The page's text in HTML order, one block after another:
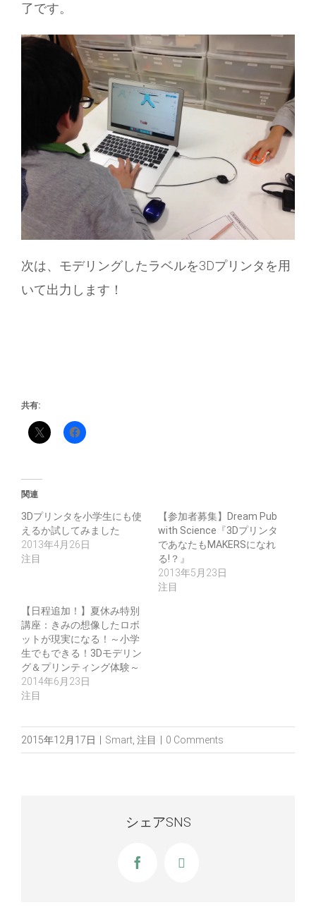
了です。
次は、モデリングしたラベルを3Dプリンタを用
いて出力します！
共有:
関連
3Dプリンタを小学生にも使
えるか試してみました
2013年4月26日
注目
【参加者募集】Dream Pub
with Science『3Dプリンタ
であなたもMAKERSになれ
る!？』
2013年5月23日
注目
【日程追加！】夏休み特別
講座：きみの想像したロボ
ットが現実になる！～小学
生でもできる！3Dモデリン
グ＆プリンティング体験～
2014年6月23日
注目
2015年12月17日 Smart 注目 0 Comments
シェアSNS
Facebook
X